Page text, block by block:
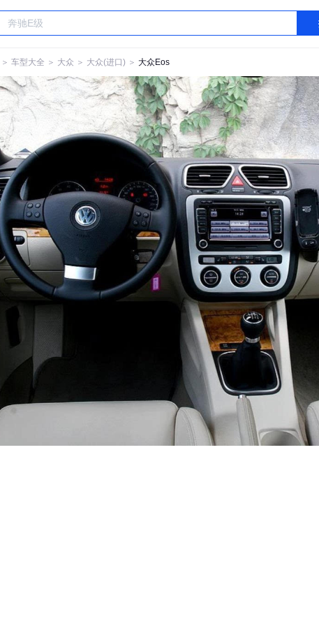
＞ 车型大全 ＞ 大众 ＞ 大众(进口) ＞ 大众Eos